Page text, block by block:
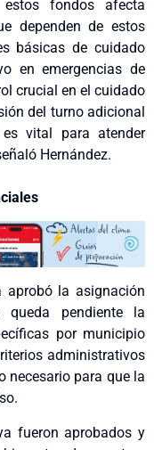
fondos afecta
dependen de estos
básicas de cuidado
en emergencias de
crucial en el cuidado
del turno adicional
vital para atender
Hernández.
aprobó la asignación
pendiente la
por municipio
administrativos
necesario para que la
fueron aprobados y